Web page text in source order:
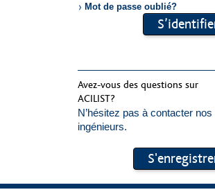
Mot de passe oublié?
Formulardaten
Avez-vous des questions sur
ACILIST?
N’hésitez pas à contacter nos
ingénieurs.